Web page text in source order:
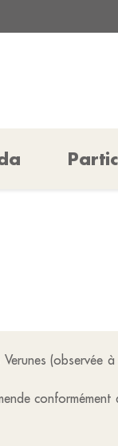
(observée